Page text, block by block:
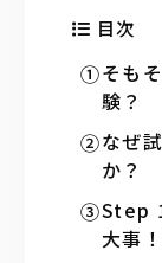
目次
そも
験？
なぜ
か？
Step
大事！